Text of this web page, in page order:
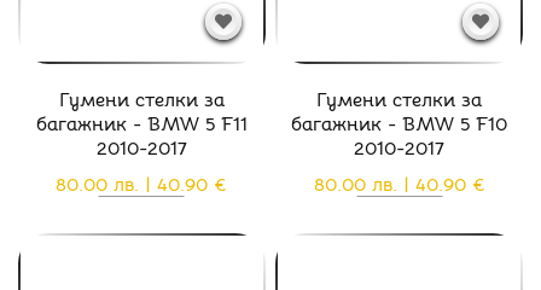
Гумени стелки за
багажник - BMW 5 F11
2010-2017
80.00 лв. | 40.90 €
Гумени стелки за
багажник - BMW 5 F10
2010-2017
80.00 лв. | 40.90 €